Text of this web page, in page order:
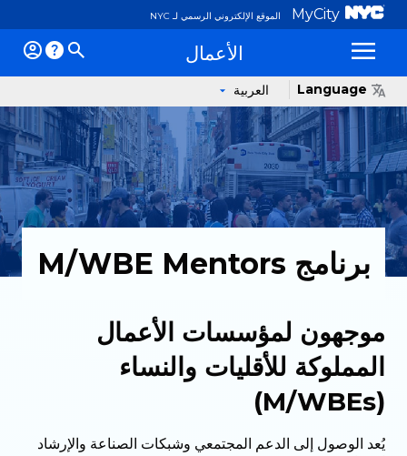
الموقع الإلكتروني الرسمي لـ NYC
الأعمال
Language العربية
برنامج M/WBE Mentors
موجهون لمؤسسات الأعمال
المملوكة للأقليات والنساء
(M/WBEs)
يُعد الوصول إلى الدعم المجتمعي وشبكات الصناعة والإرشاد